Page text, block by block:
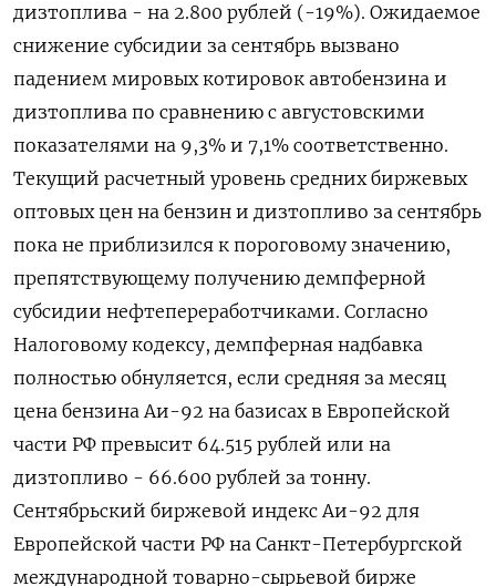
дизтоплива - на 2.800 рублей (-19%). Ожидаемое
снижение субсидии за сентябрь вызвано
падением мировых котировок автобензина и
дизтоплива по сравнению с августовскими
показателями на 9,3% и 7,1% соответственно.
Текущий расчетный уровень средних биржевых
оптовых цен на бензин и дизтопливо за сентябрь
пока не приблизился к пороговому значению,
препятствующему получению демпферной
субсидии нефтепереработчиками. Согласно
Налоговому кодексу, демпферная надбавка
полностью обнуляется, если средняя за месяц
цена бензина Аи-92 на базисах в Европейской
части РФ превысит 64.515 рублей или на
дизтопливо - 66.600 рублей за тонну.
Сентябрьский биржевой индекс Аи-92 для
Европейской части РФ на Санкт-Петербургской
международной товарно-сырьевой бирже